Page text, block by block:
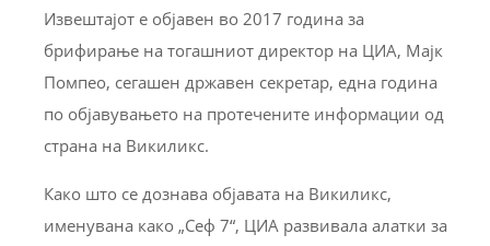
Извештајот е објавен во 2017 година за
брифирање на тогашниот директор на ЦИА, Мајк
Помпео, сегашен државен секретар, една година
по објавувањето на протечените информации од
страна на Викиликс.
Како што се дознава објавата на Викиликс,
именувана како „Сеф 7“, ЦИА развивала алатки за